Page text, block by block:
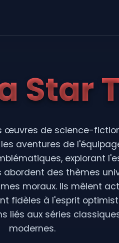
Star
de science-
aventures de
explorant
des thèmes
moraux. Ils mêlent
fidèles à l'esprit
liés aux séries
modernes.